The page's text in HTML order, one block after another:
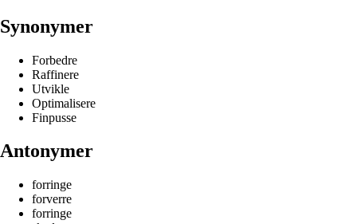
Synonymer
Forbedre
Raffinere
Utvikle
Optimalisere
Finpusse
Antonymer
forringe
forverre
forringe